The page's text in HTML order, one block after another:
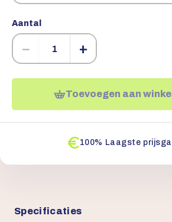
Aantal
− +
Toevoegen aan
100% Laagste
Specificaties